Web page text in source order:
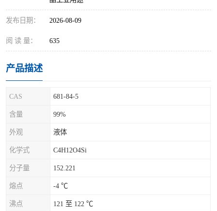
发布日期： 2026-08-09
阅 读 量： 635
产品描述
CAS 681-84-5
含量 99%
外观 液体
化学式 C4H12O4Si
分子量 152.221
熔点 -4 ℃
沸点 121 至 122 ℃
水处理助剂